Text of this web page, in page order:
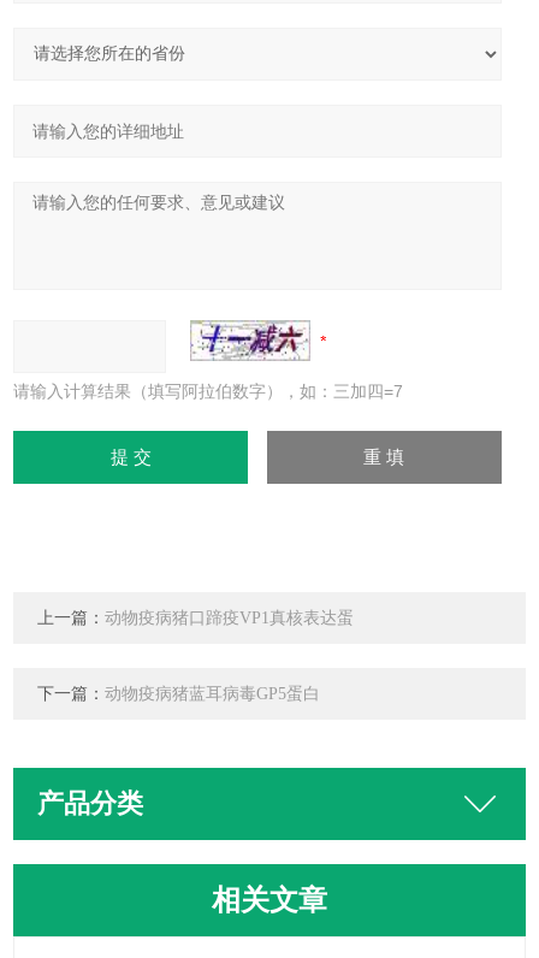
请输入计算结果（填写阿拉伯数字），如：三加四=7
上一篇：动物疫病猪口蹄疫VP1真核表达蛋
下一篇：动物疫病猪蓝耳病毒GP5蛋白
产品分类
相关文章